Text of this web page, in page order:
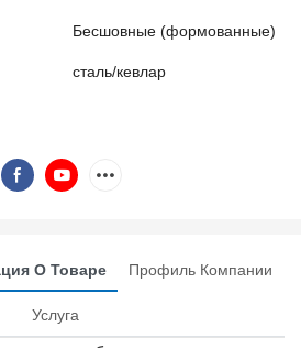
Бесшовные (формованные)
сталь/кевлар
О Товаре Профиль Компании
Услуга